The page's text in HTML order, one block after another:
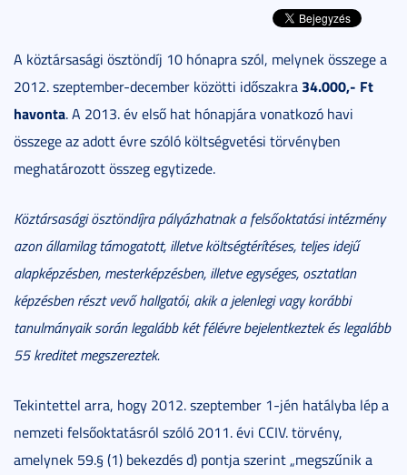
A köztársasági ösztöndíj 10 hónapra szól, melynek összege a
2012. szeptember-december közötti időszakra 34.000,- Ft
havonta. A 2013. év első hat hónapjára vonatkozó havi
összege az adott évre szóló költségvetési törvényben
meghatározott összeg egytizede.
Köztársasági ösztöndíjra pályázhatnak a felsőoktatási intézmény
azon államilag támogatott, illetve költségtérítéses, teljes idejű
alapképzésben, mesterképzésben, illetve egységes, osztatlan
képzésben részt vevő hallgatói, akik a jelenlegi vagy korábbi
tanulmányaik során legalább két félévre bejelentkeztek és legalább
55 kreditet megszereztek.
Tekintettel arra, hogy 2012. szeptember 1-jén hatályba lép a
nemzeti felsőoktatásról szóló 2011. évi CCIV. törvény,
amelynek 59.§ (1) bekezdés d) pontja szerint „megszűnik a